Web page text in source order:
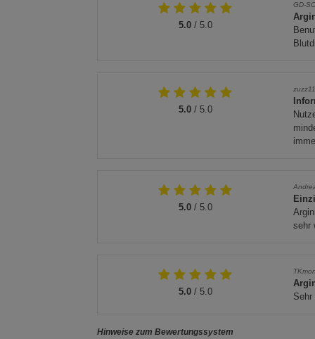
5.0/ 5.0
GD-
5.0/ 5.0
5.0/ 5.0
sehr
5.0/ 5.0
Hinweise zum Bewertungssystem